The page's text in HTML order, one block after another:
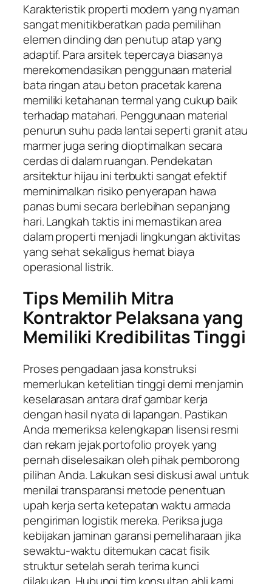
Karakteristik properti modern yang nyaman
sangat menitikberatkan pada pemilihan
elemen dinding dan penutup atap yang
adaptif. Para arsitek tepercaya biasanya
merekomendasikan penggunaan material
bata ringan atau beton pracetak karena
memiliki ketahanan termal yang cukup baik
terhadap matahari. Penggunaan material
penurun suhu pada lantai seperti granit atau
marmer juga sering dioptimalkan secara
cerdas di dalam ruangan. Pendekatan
arsitektur hijau ini terbukti sangat efektif
meminimalkan risiko penyerapan hawa
panas bumi secara berlebihan sepanjang
hari. Langkah taktis ini memastikan area
dalam properti menjadi lingkungan aktivitas
yang sehat sekaligus hemat biaya
operasional listrik.
Tips Memilih Mitra
Kontraktor Pelaksana yang
Memiliki Kredibilitas Tinggi
Proses pengadaan jasa konstruksi
memerlukan ketelitian tinggi demi menjamin
keselarasan antara draf gambar kerja
dengan hasil nyata di lapangan. Pastikan
Anda memeriksa kelengkapan lisensi resmi
dan rekam jejak portofolio proyek yang
pernah diselesaikan oleh pihak pemborong
pilihan Anda. Lakukan sesi diskusi awal untuk
menilai transparansi metode penentuan
upah kerja serta ketepatan waktu armada
pengiriman logistik mereka. Periksa juga
kebijakan jaminan garansi pemeliharaan jika
sewaktu-waktu ditemukan cacat fisik
struktur setelah serah terima kunci